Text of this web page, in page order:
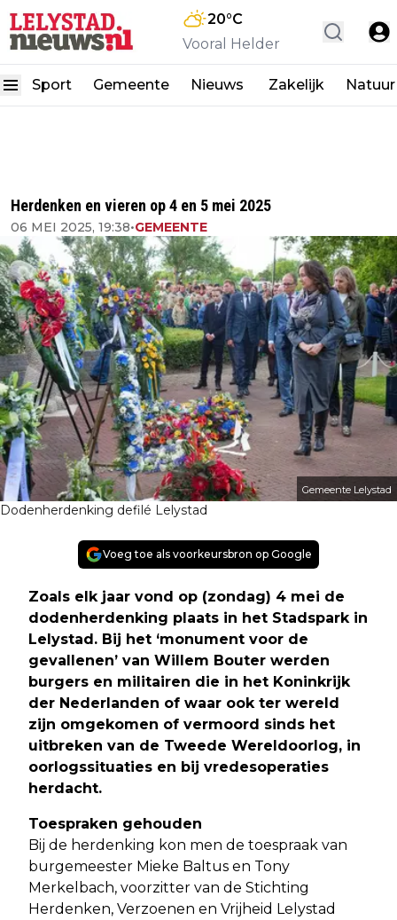
20°C
Vooral Helder
Sport Gemeente Nieuws Zakelijk Natuur
Herdenken en vieren op 4 en 5 mei 2025
06 MEI 2025, 19:38•GEMEENTE
Gemeente Lelystad
Dodenherdenking defilé Lelystad
Voeg toe als voorkeursbron op Google
Zoals elk jaar vond op (zondag) 4 mei de
dodenherdenking plaats in het Stadspark in
Lelystad. Bij het ‘monument voor de
gevallenen’ van Willem Bouter werden
burgers en militairen die in het Koninkrijk
der Nederlanden of waar ook ter wereld
zijn omgekomen of vermoord sinds het
uitbreken van de Tweede Wereldoorlog, in
oorlogssituaties en bij vredesoperaties
herdacht.
Toespraken gehouden
Bij de herdenking kon men de toespraak van
burgemeester Mieke Baltus en Tony
Merkelbach, voorzitter van de Stichting
Herdenken, Verzoenen en Vrijheid Lelystad